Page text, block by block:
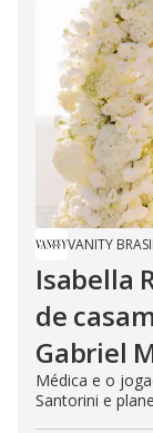
VANITY
Isabella
de
Gabriel
Médica e o
Santorini e